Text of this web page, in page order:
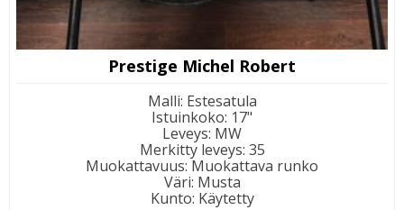
Prestige Michel Robert
Malli: Estesatula
Istuinkoko: 17"
Leveys: MW
Merkitty leveys: 35
Muokattavuus: Muokattava runko
Väri: Musta
Kunto: Käytetty